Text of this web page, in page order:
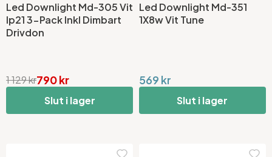
Led Downlight Md-305 Vit
Ip21 3-Pack Inkl Dimbart
Drivdon
790 kr
1 129 kr
Slut i lager
Led Downlight Md-351
1X8w Vit Tune
569 kr
Slut i lager